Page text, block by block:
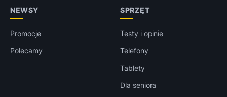
NEWSY
Promocje
Polecamy
SPRZĘT
Testy i opinie
Telefony
Tablety
Dla seniora